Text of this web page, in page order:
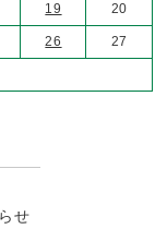
19 20
26 27
せ